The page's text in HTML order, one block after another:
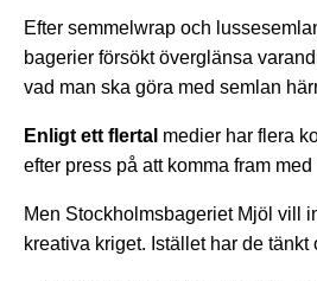
Efter semmelwrap och
bagerier försökt överglänsa
vad man ska göra med semlan
Enligt ett flertal medier har flera
efter press på att komma fram
Men Stockholmsbageriet Mjöl vill
kreativa kriget. Istället har de tänkt